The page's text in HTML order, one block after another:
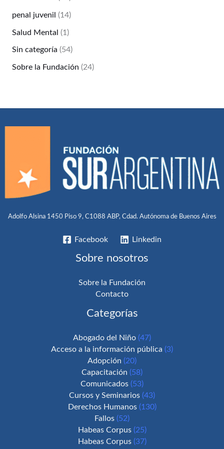
penal juvenil (14)
Salud Mental (1)
Sin categoría (54)
Sobre la Fundación (24)
Adolfo Alsina 1450 Piso 9, C1088 ABP, Cdad. Autónoma de Buenos Aires
Facebook Linkedin
Sobre nosotros
Sobre la Fundación
Contacto
Categorías
Abogado del Niño (47)
Acceso a la información pública (3)
Adopción (20)
Capacitación (58)
Comunicados (53)
Cursos y Seminarios (43)
Derechos Humanos(130)
Fallos (52)
Habeas Corpus(25)
Habeas Corpus(37)